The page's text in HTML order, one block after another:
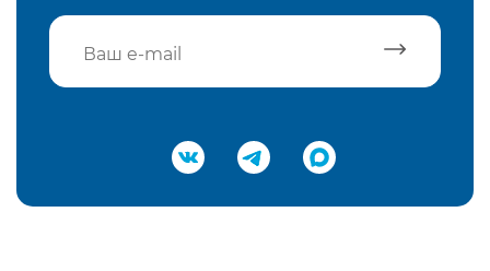
Подтвердить e-mail